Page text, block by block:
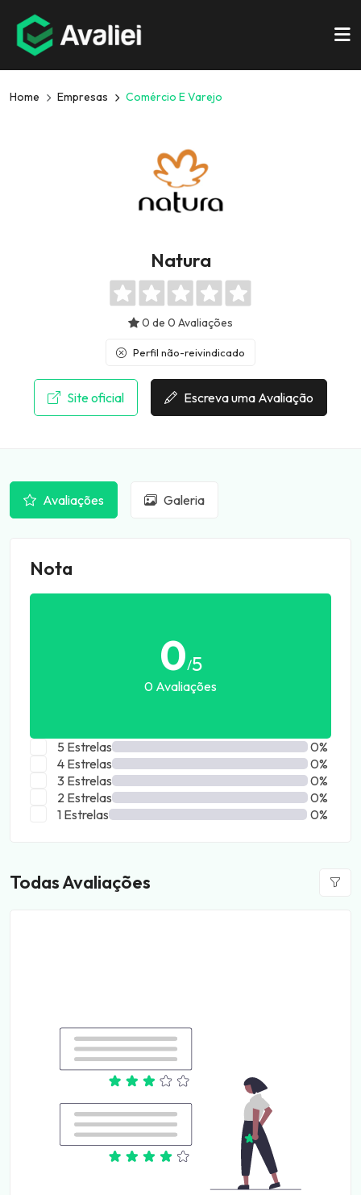
Home Empresas Comércio E Varejo
Natura
0 de 0 Avaliações
Perfil não-reivindicado
Site oficial Escreva uma Avaliação
Avaliações Galeria
Nota
0/5
0 Avaliações
5 Estrelas
0%
4 Estrelas
0%
3 Estrelas
0%
2 Estrelas
0%
1 Estrelas
0%
Todas Avaliações